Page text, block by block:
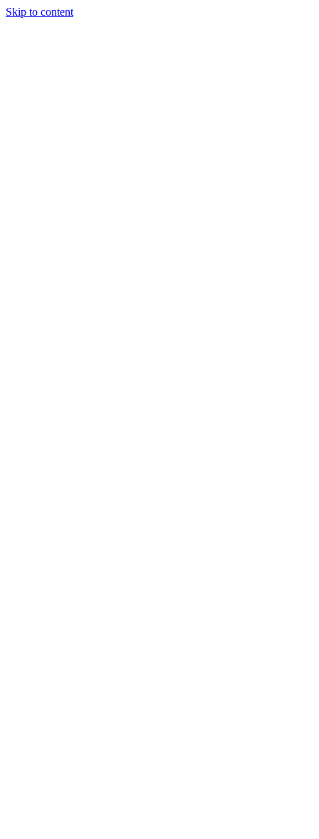
Skip to content